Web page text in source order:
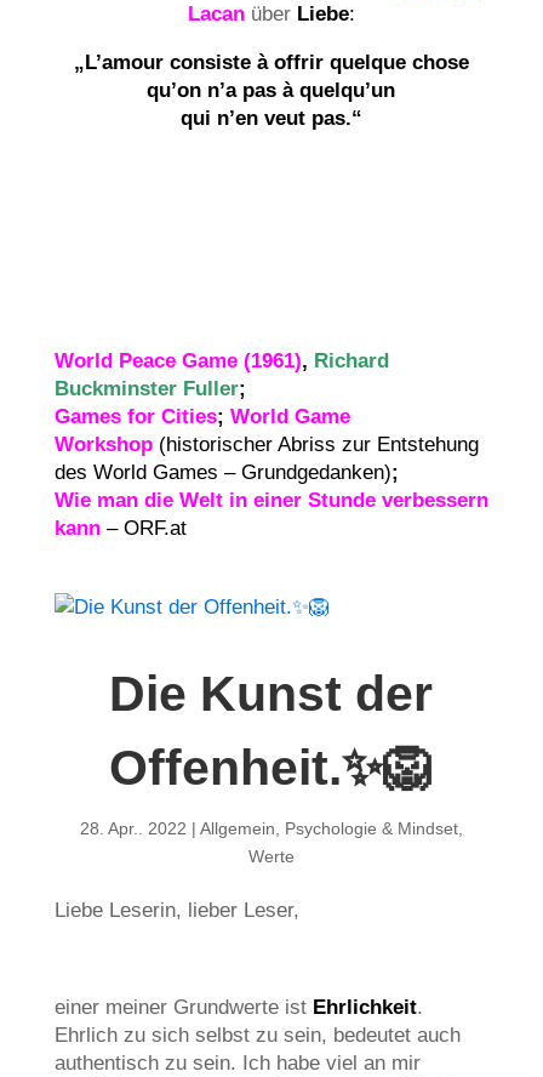
Lacan über Liebe:
„L’amour consiste à offrir quelque chose
qu’on n’a pas à quelqu’un
qui n’en veut pas.“
World Peace Game (1961), Richard
Buckminster Fuller;
Games for Cities; World Game
Workshop (historischer Abriss zur Entstehung
des World Games – Grundgedanken);
Wie man die Welt in einer Stunde verbessern
kann – ORF.at
Die Kunst der
Offenheit.✨🦁
28. Apr.. 2022 | Allgemein Psychologie & Mindset,
Werte
Liebe Leserin, lieber Leser,
einer meiner Grundwerte ist Ehrlichkeit.
Ehrlich zu sich selbst zu sein, bedeutet auch
authentisch zu sein. Ich habe viel an mir